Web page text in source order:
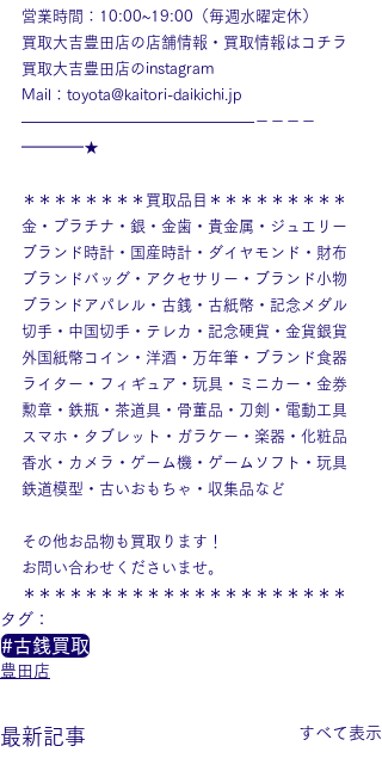
営業時間：10:00~19:00（毎週水曜定休）
買取大吉豊田店の店舗情報・買取情報はコチラ
買取大吉豊田店のinstagram
Mail：toyota@kaitori-daikichi.jp
———————————————－－－－
━━━━★
＊＊＊＊＊＊＊＊買取品目＊＊＊＊＊＊＊＊＊
金・プラチナ・銀・金歯・貴金属・ジュエリー
ブランド時計・国産時計・ダイヤモンド・財布
ブランドバッグ・アクセサリー・ブランド小物
ブランドアパレル・古銭・古紙幣・記念メダル
切手・中国切手・テレカ・記念硬貨・金貨銀貨
外国紙幣コイン・洋酒・万年筆・ブランド食器
ライター・フィギュア・玩具・ミニカー・金券
勲章・鉄瓶・茶道具・骨董品・刀剣・電動工具
スマホ・タブレット・ガラケー・楽器・化粧品
香水・カメラ・ゲーム機・ゲームソフト・玩具
鉄道模型・古いおもちゃ・収集品など
その他お品物も買取ります！
お問い合わせくださいませ。
＊＊＊＊＊＊＊＊＊＊＊＊＊＊＊＊＊＊＊＊＊
タグ：
#古銭買取
豊田店
最新記事 すべて表示